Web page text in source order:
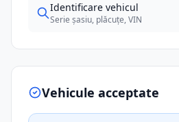
Identificare vehicul
Serie șasiu, plăcuțe, VIN
Vehicule acceptate